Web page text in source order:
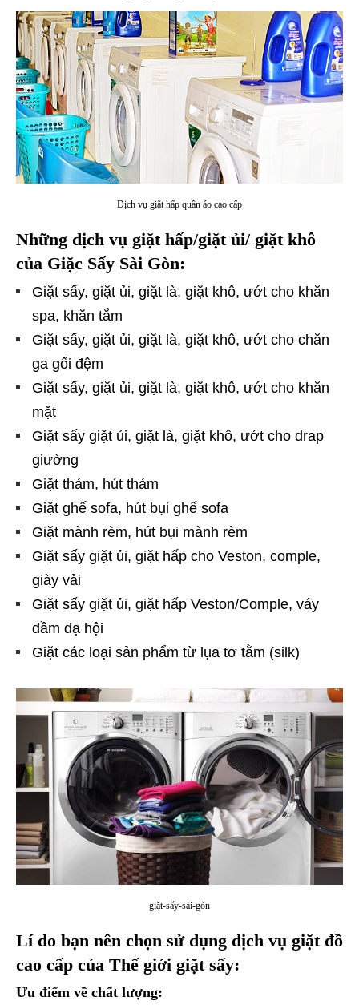
Dịch vụ giặt hấp quần áo cao cấp
Những dịch vụ giặt hấp/giặt ủi/ giặt khô
của Giặc Sấy Sài Gòn:
Giặt sấy, giặt ủi, giặt là, giặt khô, ướt cho khăn
spa, khăn tắm
Giặt sấy, giặt ủi, giặt là, giặt khô, ướt cho chăn
ga gối đệm
Giặt sấy, giặt ủi, giặt là, giặt khô, ướt cho khăn
mặt
Giặt sấy giặt ủi, giặt là, giặt khô, ướt cho drap
giường
Giặt thảm, hút thảm
Giặt ghế sofa, hút bụi ghế sofa
Giặt mành rèm, hút bụi mành rèm
Giặt sấy giặt ủi, giặt hấp cho Veston, comple,
giày vải
Giặt sấy giặt ủi, giặt hấp Veston/Comple, váy
đầm dạ hội
Giặt các loại sản phẩm từ lụa tơ tằm (silk)
giặt-sấy-sài-gòn
Lí do bạn nên chọn sử dụng dịch vụ giặt đồ
cao cấp của Thế giới giặt sấy:
Ưu điểm về chất lượng: